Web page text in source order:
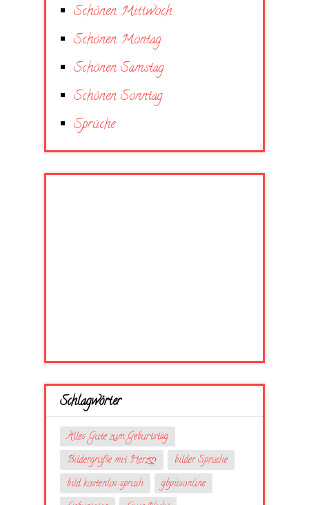
Schönen Mittwoch
Schönen Montag
Schönen Samstag
Schönen Sonntag
Sprüche
Schlagwörter
Alles Gute zum Geburtstag
Bildergrüße mit Herzღ
bilder Sprüche
bild kostenlos spruch
gbpicsonline